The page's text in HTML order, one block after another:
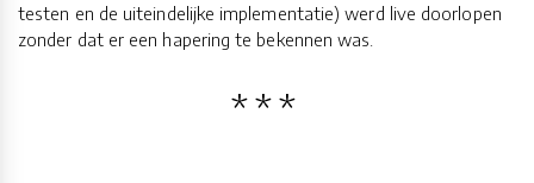
testen en de uiteindelijke implementatie) werd live doorlopen
zonder dat er een hapering te bekennen was.